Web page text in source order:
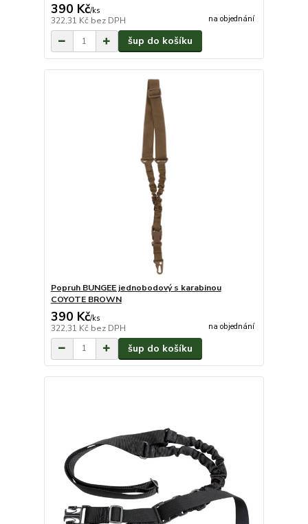
390 Kč/ks
322,31 Kč bez DPH na objednání
šup do košíku
Popruh BUNGEE jednobodový s karabinou
COYOTE BROWN
390 Kč/ks
322,31 Kč bez DPH na objednání
šup do košíku